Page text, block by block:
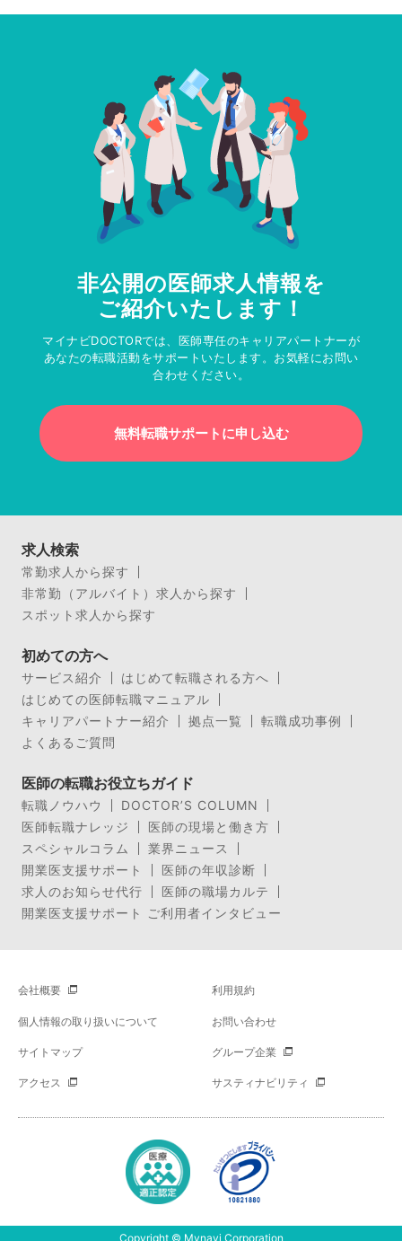
非公開の医師求人情報を
ご紹介いたします！
マイナビDOCTORでは、医師専任のキャリアパートナーが
あなたの転職活動をサポートいたします。お気軽にお問い
合わせください。
無料転職サポートに申し込む
求人検索
常勤求人から探す
非常勤（アルバイト）求人から探す
スポット求人から探す
初めての方へ
サービス紹介
はじめて転職される方へ
はじめての医師転職マニュアル
キャリアパートナー紹介
拠点一覧
転職成功事例
よくあるご質問
医師の転職お役立ちガイド
転職ノウハウ
DOCTOR’S COLUMN
医師転職ナレッジ
医師の現場と働き方
スペシャルコラム
業界ニュース
開業医支援サポート
医師の年収診断
求人のお知らせ代行
医師の職場カルテ
開業医支援サポート ご利用者インタビュー
会社概要 利用規約
個人情報の取り扱いについて お問い合わせ
サイトマップ グループ企業
アクセス サスティナビリティ
Copyright © Mynavi Corporation